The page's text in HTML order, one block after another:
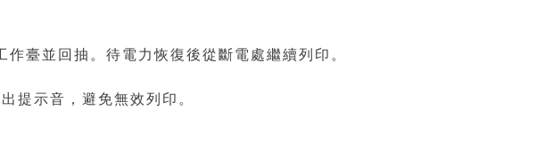
臺並回抽。待電力恢復後從斷電處繼續列印。
提示音，避免無效列印。